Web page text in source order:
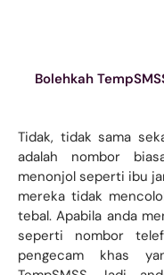
Bolehkah
Tidak, tidak sama
adalah nombor
menonjol seperti ibu
mereka tidak
tebal. Apabila anda
seperti nombor
pengecam khas